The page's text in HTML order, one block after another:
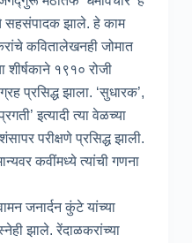
सहसंपादक झाले. हे काम
कवितालेखनही जोमात
शीर्षकाने १९१० रोजी
प्रसिद्ध झाला. ‘सुधारक’,
इत्यादी त्या वेळच्या
परीक्षणे प्रसिद्ध झाली.
कवींमध्ये त्यांची गणना
जनार्दन कुंटे यांच्या
झाले. रेंदाळकरांच्या